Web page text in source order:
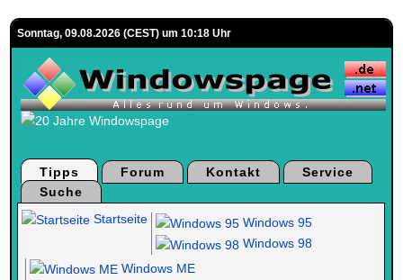
Sonntag, 09.08.2026 (CEST) um 10:18 Uhr
Tipps Forum Kontakt
Service
Suche
Startseite
Windows 95
Windows 98
Windows ME